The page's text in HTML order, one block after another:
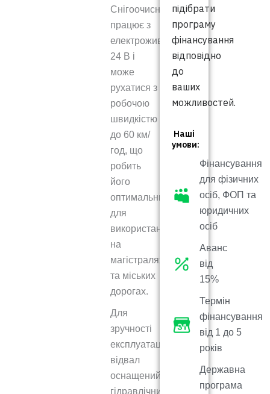
Снігоочисник
працює з
електроживленням
24 В і
може
рухатися з
робочою
швидкістю
до 60 км/
год, що
робить
його
оптимальним
для
використання
на
магістралях
та міських
дорогах.
Для
зручності
експлуатації
відвал
оснащений
гідравлічними
підібрати
програму
фінансування
відповідно
до
ваших
можливостей.
Наші
умови:
Фінансування
для фізичних
осіб, ФОП та
юридичних
осіб
Аванс
від
15%
Термін
фінансування
від 1 до 5
років
Державна
програма